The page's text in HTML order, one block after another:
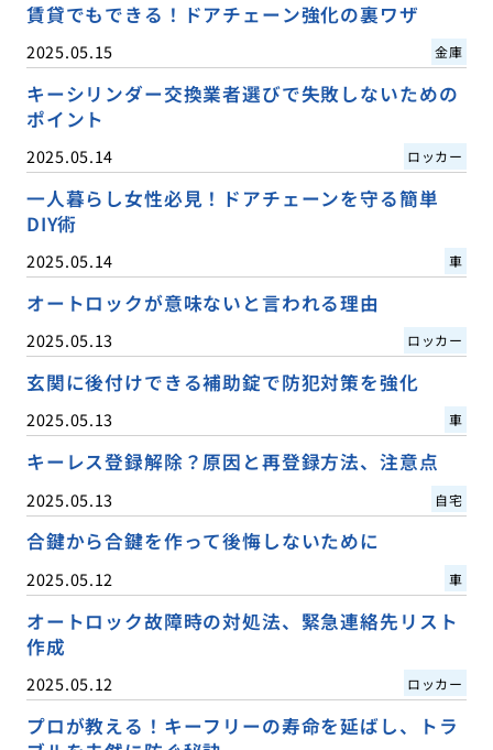
賃貸でもできる！ドアチェーン強化の裏ワザ
2025.05.15 金庫
キーシリンダー交換業者選びで失敗しないための
ポイント
2025.05.14 ロッカー
一人暮らし女性必見！ドアチェーンを守る簡単
DIY術
2025.05.14 車
オートロックが意味ないと言われる理由
2025.05.13 ロッカー
玄関に後付けできる補助錠で防犯対策を強化
2025.05.13 車
キーレス登録解除？原因と再登録方法、注意点
2025.05.13 自宅
合鍵から合鍵を作って後悔しないために
2025.05.12 車
オートロック故障時の対処法、緊急連絡先リスト
作成
2025.05.12 ロッカー
プロが教える！キーフリーの寿命を延ばし、トラ